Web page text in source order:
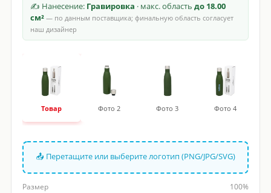
✍ Нанесение: Гравировка · макс. область до 18.00
см²— по данным поставщика; финальную область согласует
наш дизайнер
Товар Фото 2 Фото 3 Фото 4
📤 Перетащите или выберите логотип (PNG/JPG/SVG)
Размер 100%